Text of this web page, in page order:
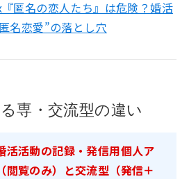
匿名の恋人たち』は危険？婚活
名恋愛”の落とし穴
専・交流型の違い
活活動の記録・発信用個人ア
閲覧のみ）と交流型（発信＋